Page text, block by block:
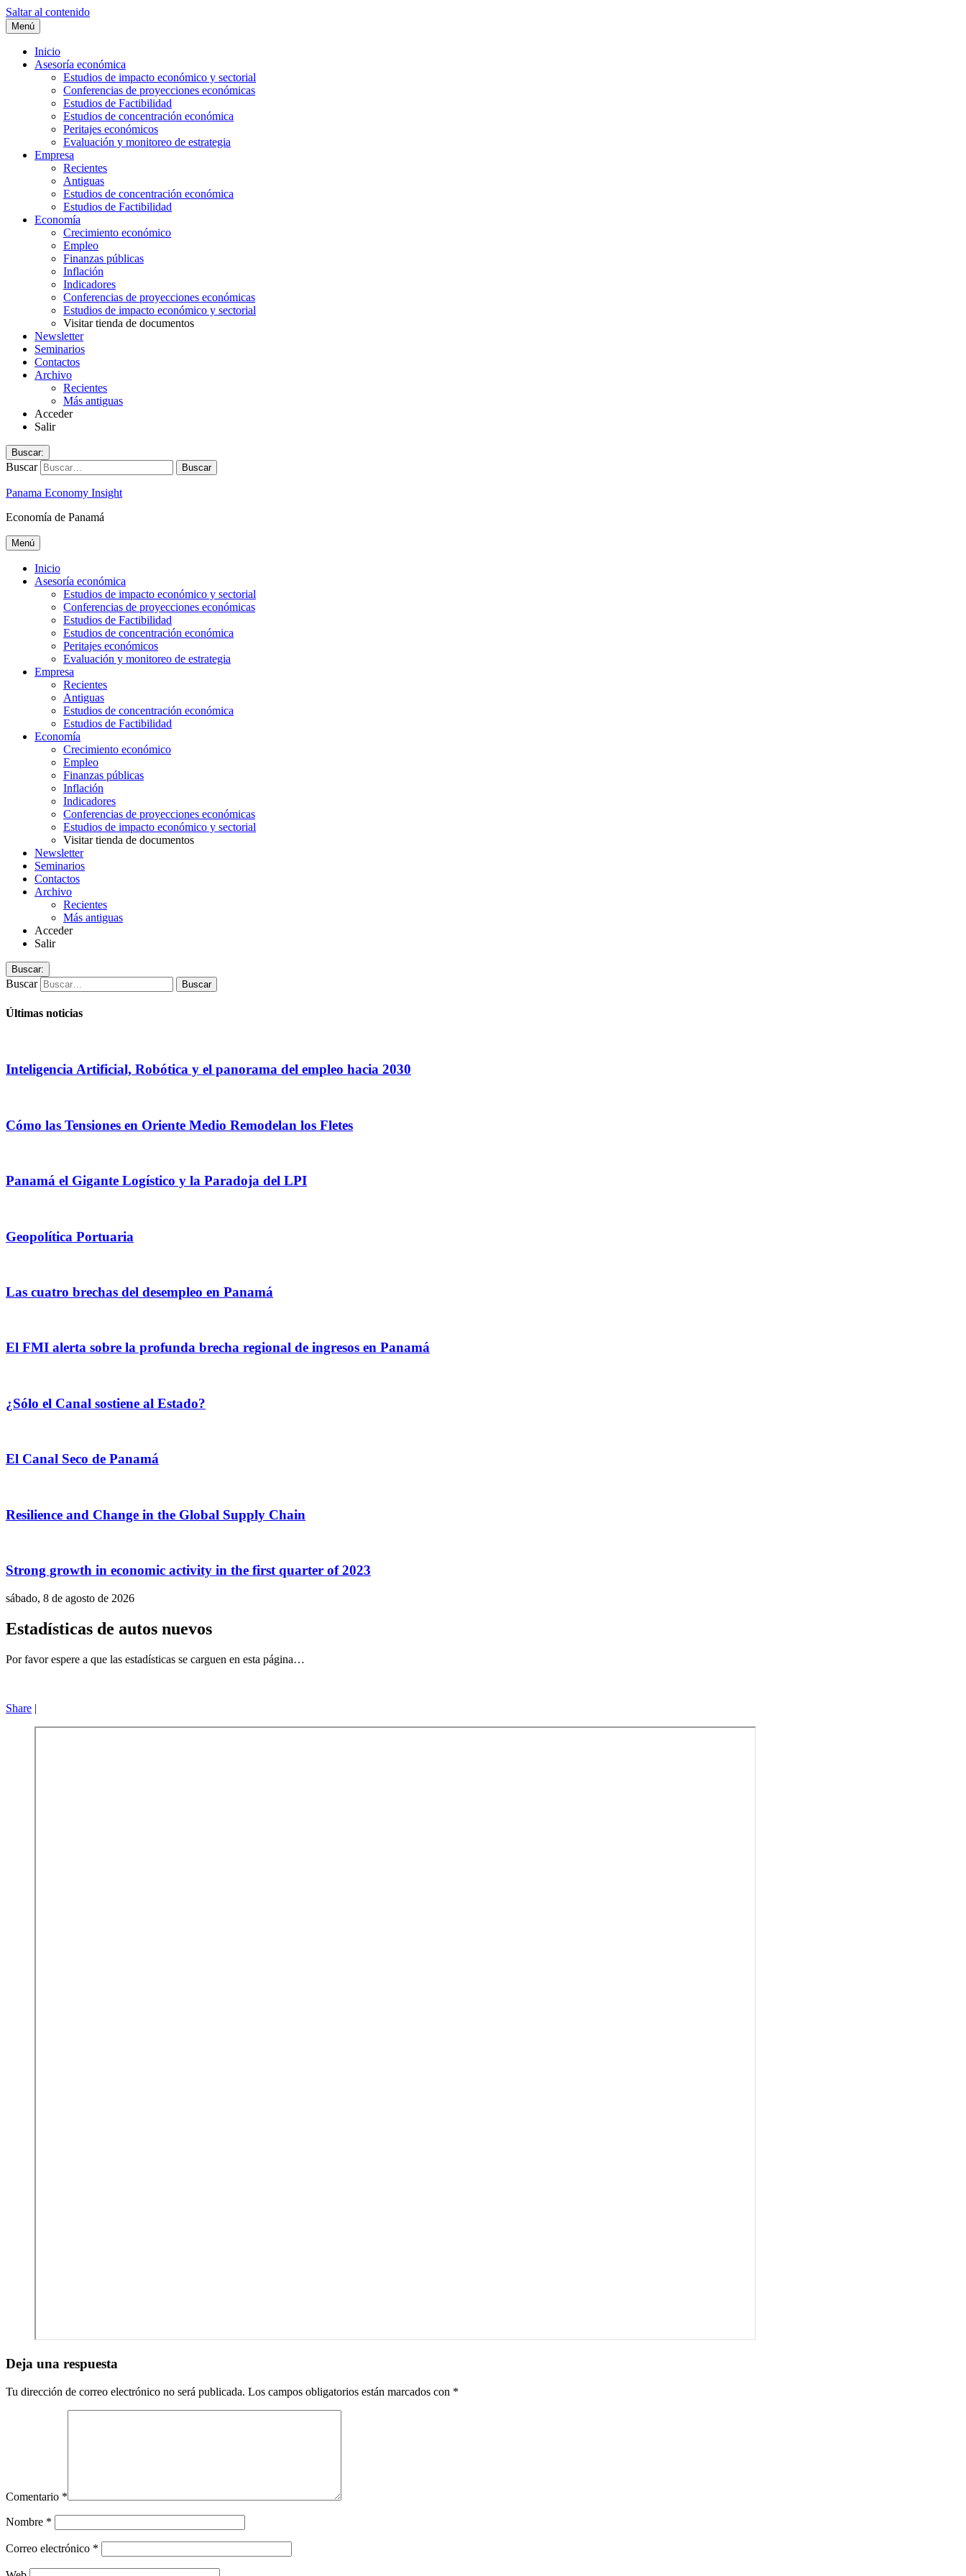
Saltar al contenido
Menú
Inicio
Asesoría económica
Estudios de impacto económico y sectorial
Conferencias de proyecciones económicas
Estudios de Factibilidad
Estudios de concentración económica
Peritajes económicos
Evaluación y monitoreo de estrategia
Empresa
Recientes
Antiguas
Estudios de concentración económica
Estudios de Factibilidad
Economía
Crecimiento económico
Empleo
Finanzas públicas
Inflación
Indicadores
Conferencias de proyecciones económicas
Estudios de impacto económico y sectorial
Visitar tienda de documentos
Newsletter
Seminarios
Contactos
Archivo
Recientes
Más antiguas
Acceder
Salir
Buscar:
Buscar
Panama Economy Insight
Economía de Panamá
Menú
Inicio
Asesoría económica
Estudios de impacto económico y sectorial
Conferencias de proyecciones económicas
Estudios de Factibilidad
Estudios de concentración económica
Peritajes económicos
Evaluación y monitoreo de estrategia
Empresa
Recientes
Antiguas
Estudios de concentración económica
Estudios de Factibilidad
Economía
Crecimiento económico
Empleo
Finanzas públicas
Inflación
Indicadores
Conferencias de proyecciones económicas
Estudios de impacto económico y sectorial
Visitar tienda de documentos
Newsletter
Seminarios
Contactos
Archivo
Recientes
Más antiguas
Acceder
Salir
Buscar:
Buscar
Últimas noticias
Inteligencia Artificial, Robótica y el panorama del empleo hacia 2030
Cómo las Tensiones en Oriente Medio Remodelan los Fletes
Panamá el Gigante Logístico y la Paradoja del LPI
Geopolítica Portuaria
Las cuatro brechas del desempleo en Panamá
El FMI alerta sobre la profunda brecha regional de ingresos en Panamá
¿Sólo el Canal sostiene al Estado?
El Canal Seco de Panamá
Resilience and Change in the Global Supply Chain
Strong growth in economic activity in the first quarter of 2023
sábado, 8 de agosto de 2026
Estadísticas de autos nuevos
Por favor espere a que las estadísticas se carguen en esta página…
Share |
Deja una respuesta
Tu dirección de correo electrónico no será publicada. Los campos obligatorios están marcados con *
Comentario *
Nombre *
Correo electrónico *